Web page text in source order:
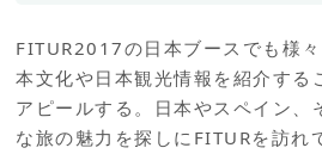
FITUR2017の日本ブースでも様
本文化や日本観光情報を紹介する
アピールする。日本やスペイン、
な旅の魅力を探しにFITURを訪れ